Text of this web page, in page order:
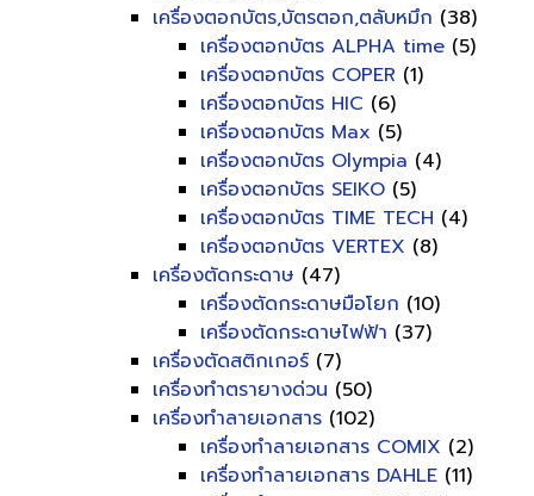
เครื่องตอกบัตร,บัตรตอก,ตลับหมึก (38)
เครื่องตอกบัตร ALPHA time (5)
เครื่องตอกบัตร COPER (1)
เครื่องตอกบัตร HIC (6)
เครื่องตอกบัตร Max (5)
เครื่องตอกบัตร Olympia (4)
เครื่องตอกบัตร SEIKO (5)
เครื่องตอกบัตร TIME TECH (4)
เครื่องตอกบัตร VERTEX (8)
เครื่องตัดกระดาษ (47)
เครื่องตัดกระดาษมือโยก (10)
เครื่องตัดกระดาษไฟฟ้า (37)
เครื่องตัดสติกเกอร์ (7)
เครื่องทำตรายางด่วน (50)
เครื่องทำลายเอกสาร (102)
เครื่องทำลายเอกสาร COMIX (2)
เครื่องทำลายเอกสาร DAHLE (11)